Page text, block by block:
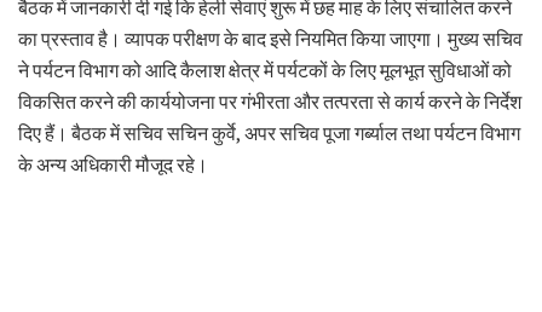
बैठक में जानकारी दी गई कि हेली सेवाएं शुरू में छह माह के लिए संचालित करने
का प्रस्ताव है। व्यापक परीक्षण के बाद इसे नियमित किया जाएगा। मुख्य सचिव
ने पर्यटन विभाग को आदि कैलाश क्षेत्र में पर्यटकों के लिए मूलभूत सुविधाओं को
विकसित करने की कार्ययोजना पर गंभीरता और तत्परता से कार्य करने के निर्देश
दिए हैं। बैठक में सचिव सचिन कुर्वे, अपर सचिव पूजा गर्ब्याल तथा पर्यटन विभाग
के अन्य अधिकारी मौजूद रहे।